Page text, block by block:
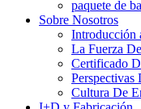
paquete de
Sobre Nosotros
Introducción
La Fuerza
Certificado
Perspectivas
Cultura De